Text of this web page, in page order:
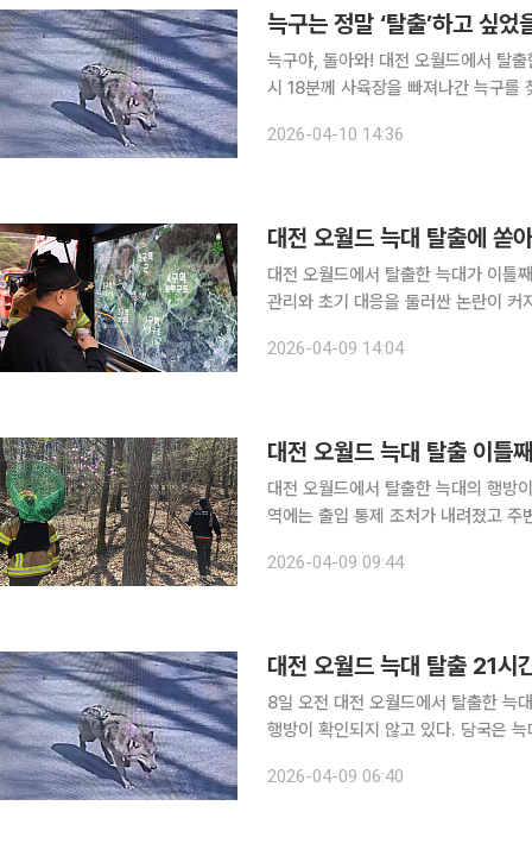
늑구야, 돌아와! 대전 오월드에서 탈출한 수컷 늑대 ‘늑구’의 행방이 사흘째 묘연합니다. 8일 오전 9
시 18분께 사육장을 빠져나간 늑구를
2026-04-10 14:36
대전 오월드 늑대 탈출에 쏟
대전 오월드에서 탈출한 늑대가 이틀
관리와 초기 대응을 둘러싼 논란이 커지고 있다. 9일 소방당국과 연합뉴스
있다. 수색팀은 늑대가 외곽으로 빠져
2026-04-09 14:04
대전 오월드 늑대 탈출 이틀
대전 오월드에서 탈출한 늑대의 행방
역에는 출입 통제 조처가 내려졌고 주변
특공대, 엽사 등으로 구성된 수색 인
2026-04-09 09:44
대전 오월드 늑대 탈출 21
8일 오전 대전 오월드에서 탈출한 늑
행방이 확인되지 않고 있다. 당국은
발생했다. 2024년 태어난 약 30kg
2026-04-09 06:40